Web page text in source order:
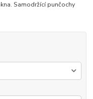
Samodržící punčochy